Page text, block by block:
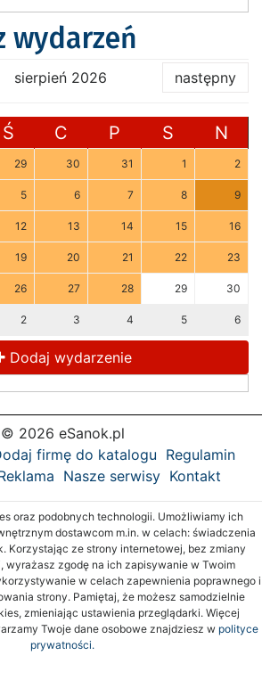
wydarzeń
sierpień 2026 następny
Ś C P S N
29 30 31 1 2
5 6 7 8 9
12 13 14 15 16
19 20 21 22 23
26 27 28 29 30
2 3 4 5 6
Dodaj wydarzenie
© 2026 eSanok.pl
firmę do katalogu Regulamin
Nasze serwisy Kontakt
oraz podobnych technologii. Umożliwiamy ich
dostawcom m.in. w celach: świadczenia
Korzystając ze strony internetowej, bez zmiany
wyrażasz zgodę na ich zapisywanie w Twoim
w celach zapewnienia poprawnego i
strony. Pamiętaj, że możesz samodzielnie
zmieniając ustawienia przeglądarki. Więcej
Twoje dane osobowe znajdziesz w polityce
prywatności.